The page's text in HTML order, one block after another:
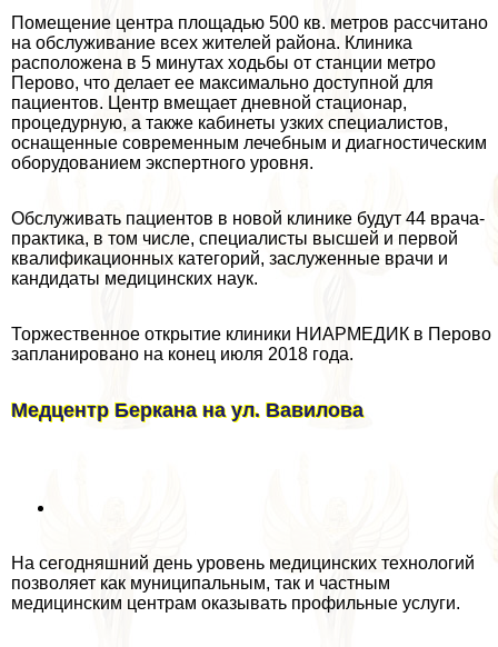
Помещение центра площадью 500 кв. метров рассчитано
на обслуживание всех жителей района. Клиника
расположена в 5 минутах ходьбы от станции метро
Перово, что делает ее максимально доступной для
пациентов. Центр вмещает дневной стационар,
процедурную, а также кабинеты узких специалистов,
оснащенные современным лечебным и диагностическим
оборудованием экспертного уровня.
Обслуживать пациентов в новой клинике будут 44 врача-
пpaктика, в том числе, специалисты высшей и первой
квалификационных категорий, заслуженные врачи и
кандидаты медицинских наук.
Торжественное открытие клиники НИАРМЕДИК в Перово
запланировано на конец июля 2018 года.
Медцентр Беркана на ул. Вавилова
На сегодняшний день уровень медицинских технологий
позволяет как муниципальным, так и частным
медицинским центрам оказывать профильные услуги.